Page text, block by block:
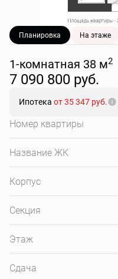
Планировка На этаже
1-комнатная 38 м2
7 090 800 руб.
Ипотека от 35 347 руб.
Номер квартиры
Название ЖК
Корпус
Секция
Этаж
Сдача